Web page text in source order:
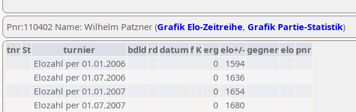
Pnr:110402 Name: Wilhelm Patzner (Grafik Elo-Zeitreihe, Grafik Partie-Statistik)
tnrSt turnier bdld rd datumf Kerg elo+/-gegnerelo pnr
Elozahl per 01.01.2006
0
1594
Elozahl per 01.07.2006
0
1636
Elozahl per 01.01.2007
0
1654
Elozahl per 01.07.2007
0
1680